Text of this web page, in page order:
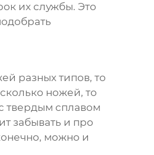
их службы. Это
разных типов, то
ножей, то
твердым сплавом
забывать и про
можно и